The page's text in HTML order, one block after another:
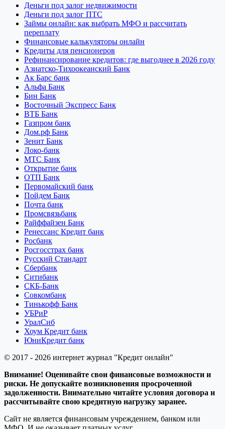
Деньги под залог недвижимости
Деньги под залог ПТС
Займы онлайн: как выбрать МФО и рассчитать
переплату
Финансовые калькуляторы онлайн
Кредиты для пенсионеров
Рефинансирование кредитов: где выгоднее в 2026 году
Азиатско-Тихоокеанский Банк
Ак Барс банк
Альфа Банк
Бин Банк
Восточный Экспресс Банк
ВТБ Банк
Газпром банк
Дом.рф Банк
Зенит Банк
Локо-банк
МТС Банк
Открытие банк
ОТП Банк
Первомайский банк
Пойдем Банк
Почта банк
Промсвязьбанк
Райффайзен Банк
Ренессанс Кредит банк
Росбанк
Росгосстрах банк
Русский Стандарт
Сбербанк
Ситибанк
СКБ-Банк
Совкомбанк
Тинькофф Банк
УБРиР
УралСиб
Хоум Кредит банк
ЮниКредит банк
© 2017 - 2026 интернет журнал "Кредит онлайн"
Внимание! Оценивайте свои финансовые возможности и
риски. Не допускайте возникновения просроченной
задолженности. Внимательно читайте условия договора и
рассчитывайте свою кредитную нагрузку заранее.
Сайт не является финансовым учреждением, банком или